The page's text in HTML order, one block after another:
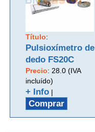
Título:
Pulsioxímetro de
dedo FS20C
Precio:28.0 (IVA
incluído)
+ Info |
Comprar